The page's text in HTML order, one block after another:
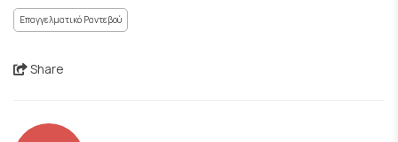
Επαγγελματικό Ραντεβού
Share